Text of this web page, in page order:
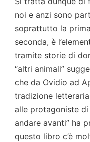
noi e anzi sono
soprattutto la
seconda, è
tramite storie di
“altri animali”
che da Ovidio ad
tradizione
alle protagoniste
andare avanti” ha
questo libro c’è